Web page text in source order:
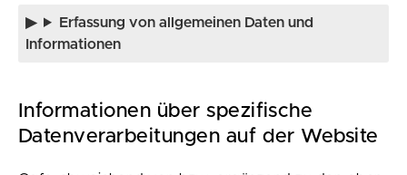
Erfassung von allgemeinen Daten und
Informationen
Informationen über spezifische
Datenverarbeitungen auf der Website